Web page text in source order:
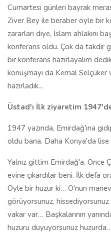
Cumartesi günleri bayrak
Ziver Bey ile beraber öyle bir
zararları diye, İslam ahlakını
konferans oldu. Çok da takdir
bir konferans hazırlayalım
konuşmayı da Kemal
hazırladık...
Üstad'ı İlk ziyaretim
1947 yazında, Emirdağ'ına
oldu bana. Daha Konya'da
Yalnız gittim Emirdağ'a. Önce
evine çıkardılar beni. İlk defa
Öyle bir huzur ki… O'nun
görüyorsunuz,
vakar var… Başkalarının
huzuru duyuyorsunuz huzurda…